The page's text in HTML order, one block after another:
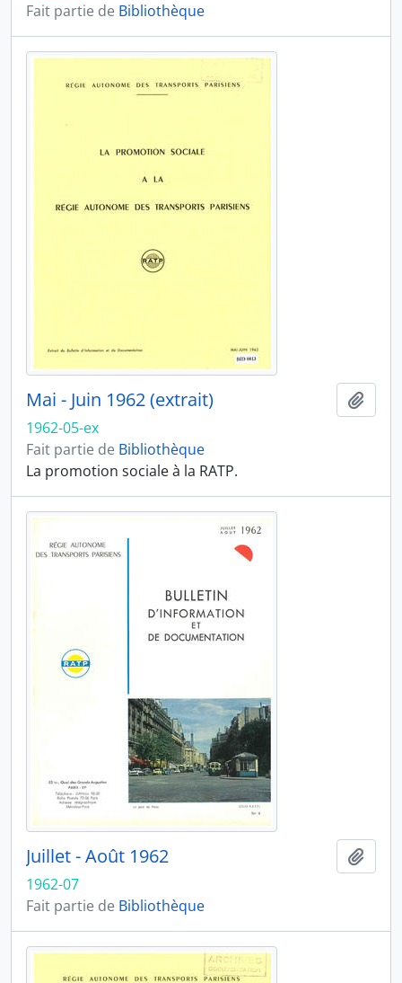
Fait partie de Bibliothèque
Mai - Juin 1962 (extrait)
1962-05-ex
Fait partie de Bibliothèque
La promotion sociale à la RATP.
Juillet - Août 1962
1962-07
Fait partie de Bibliothèque